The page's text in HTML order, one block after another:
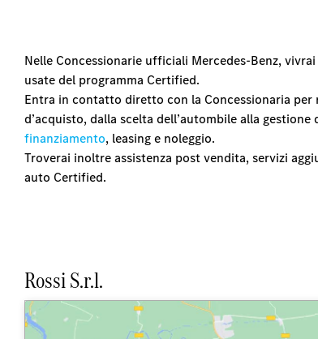
Nelle Concessionarie ufficiali Mercedes-Benz,
usate del programma Certified.
Entra in contatto diretto con la Concessionaria per
d’acquisto, dalla scelta dell’autombile alla gestione
finanziamento, leasing e noleggio.
Troverai inoltre assistenza post vendita, servizi
auto Certified.
Rossi S.r.l.